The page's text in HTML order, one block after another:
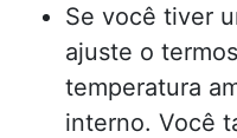
Se você tiver
ajuste o
temperatura
interno. Você